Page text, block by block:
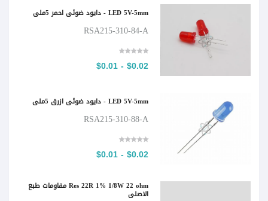
LED 5V-5mm - دايود ضوئي احمر 5ملي
RSA215-310-84-A
$0.02 - $0.01
LED 5V-5mm - دايود ضوئي ازرق 5ملي
RSA215-310-88-A
$0.02 - $0.01
Res 22R 1% 1/8W 22 ohm مقاومات طبع
الاصلي